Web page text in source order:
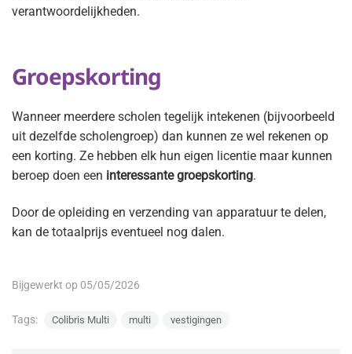
verantwoordelijkheden.
Groepskorting
Wanneer meerdere scholen tegelijk intekenen (bijvoorbeeld
uit dezelfde scholengroep) dan kunnen ze wel rekenen op
een korting. Ze hebben elk hun eigen licentie maar kunnen
beroep doen een interessante groepskorting.
Door de opleiding en verzending van apparatuur te delen,
kan de totaalprijs eventueel nog dalen.
Bijgewerkt op 05/05/2026
Tags: Colibris Multi multi vestigingen